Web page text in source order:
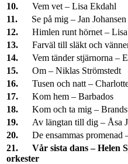
10.
Vem vet – Lisa Ekdahl
11. Se på mig – Jan Johansen
12. Himlen runt hörnet –
13.
Farväl till släkt och
14. Vem tänder stjärnorna –
15. Om – Niklas Strömstedt
16. Tusen och natt –
17. Kom hem – Barbados
18. Kom och ta mig –
19. Av längtan till dig – Åsa
20. De ensammas promenad
21. Vår sista dans – Helen
orkester